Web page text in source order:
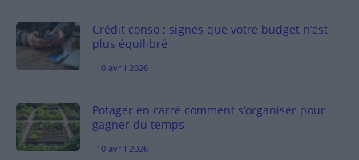
Crédit conso : signes que votre budget n’est
plus équilibré
10 avril 2026
Potager en carré comment s’organiser pour
gagner du temps
10 avril 2026